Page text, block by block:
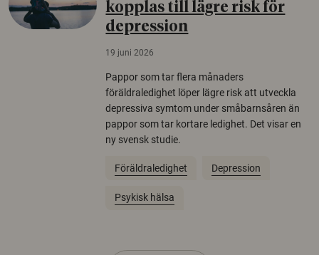
kopplas till lägre risk för
depression
19 juni 2026
Pappor som tar flera månaders
föräldraledighet löper lägre risk att utveckla
depressiva symtom under småbarnsåren än
pappor som tar kortare ledighet. Det visar en
ny svensk studie.
Föräldraledighet Depression
Psykisk hälsa